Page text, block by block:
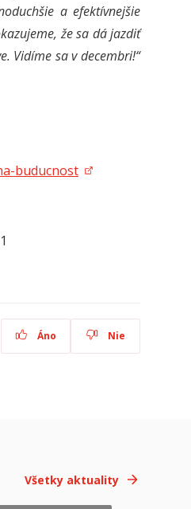
a efektívnejšie
že sa dá jazdiť
Vidíme sa v decembri!“
buducnost
Áno Nie
Všetky aktuality